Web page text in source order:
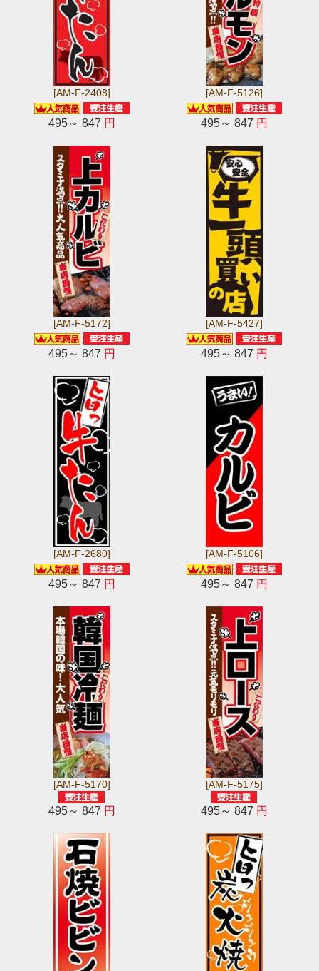
[AM-F-2408]
495～ 847 円
[AM-F-5126]
495～ 847 円
[AM-F-5172]
495～ 847 円
[AM-F-5427]
495～ 847 円
[AM-F-2680]
495～ 847 円
[AM-F-5106]
495～ 847 円
[AM-F-5170]
495～ 847 円
[AM-F-5175]
495～ 847 円